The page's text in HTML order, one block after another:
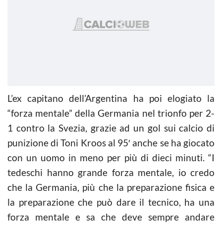
L’ex capitano dell’Argentina ha poi elogiato la
“forza mentale” della Germania nel trionfo per 2-
1 contro la Svezia, grazie ad un gol sui calcio di
punizione di Toni Kroos al 95′ anche se ha giocato
con un uomo in meno per più di dieci minuti. “I
tedeschi hanno grande forza mentale, io credo
che la Germania, più che la preparazione fisica e
la preparazione che può dare il tecnico, ha una
forza mentale e sa che deve sempre andare